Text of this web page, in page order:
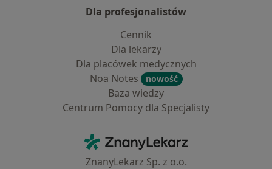
Dla profesjonalistów
Cennik
Dla lekarzy
Dla placówek medycznych
Noa Notes
nowość
Baza wiedzy
Centrum Pomocy dla Specjalisty
ZnanyLekarz - Strona główna
ZnanyLekarz Sp. z o.o.